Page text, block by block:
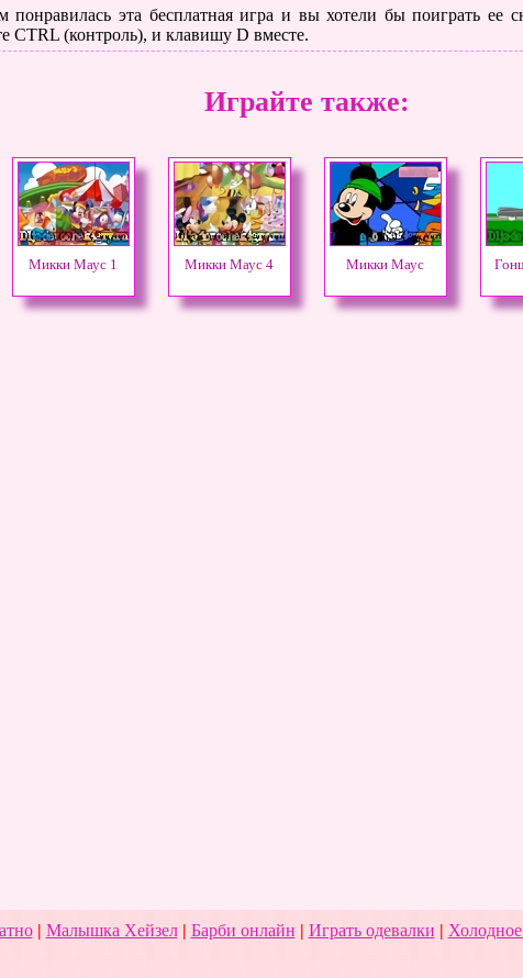
понравилась эта бесплатная игра и вы хотели бы поиграть ее
CTRL (контроль), и клавишу D вместе.
Играйте также:
Микки Маус 1 Микки Маус 4 Микки Маус
| Малышка Хейзел| Барби онлайн | Играть одевалки |